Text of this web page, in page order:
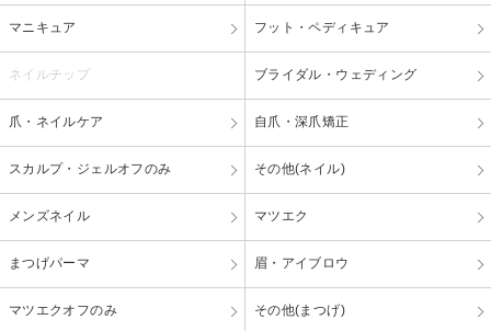
マニキュア フット・ペディキュア
ネイルチップ ブライダル・ウェディング
爪・ネイルケア 自爪・深爪矯正
スカルプ・ジェルオフのみ その他(ネイル)
メンズネイル マツエク
まつげパーマ 眉・アイブロウ
マツエクオフのみ その他(まつげ)